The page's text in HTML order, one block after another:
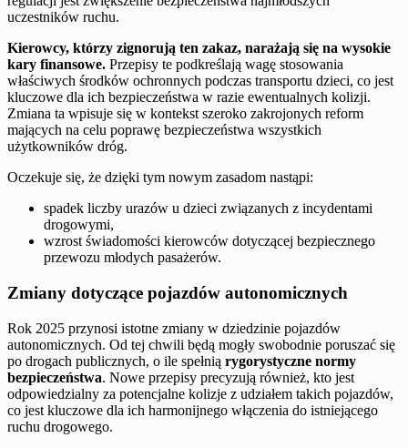
uczestników ruchu.
Kierowcy, którzy zignorują ten zakaz, narażają się na wysokie
kary finansowe. Przepisy te podkreślają wagę stosowania
właściwych środków ochronnych podczas transportu dzieci, co jest
kluczowe dla ich bezpieczeństwa w razie ewentualnych kolizji.
Zmiana ta wpisuje się w kontekst szeroko zakrojonych reform
mających na celu poprawę bezpieczeństwa wszystkich
użytkowników dróg.
Oczekuje się, że dzięki tym nowym zasadom nastąpi:
spadek liczby urazów u dzieci związanych z incydentami
drogowymi,
wzrost świadomości kierowców dotyczącej bezpiecznego
przewozu młodych pasażerów.
Zmiany dotyczące pojazdów autonomicznych
Rok 2025 przynosi istotne zmiany w dziedzinie pojazdów
autonomicznych. Od tej chwili będą mogły swobodnie poruszać się
po drogach publicznych, o ile spełnią rygorystyczne normy
bezpieczeństwa. Nowe przepisy precyzują również, kto jest
odpowiedzialny za potencjalne kolizje z udziałem takich pojazdów,
co jest kluczowe dla ich harmonijnego włączenia do istniejącego
ruchu drogowego.